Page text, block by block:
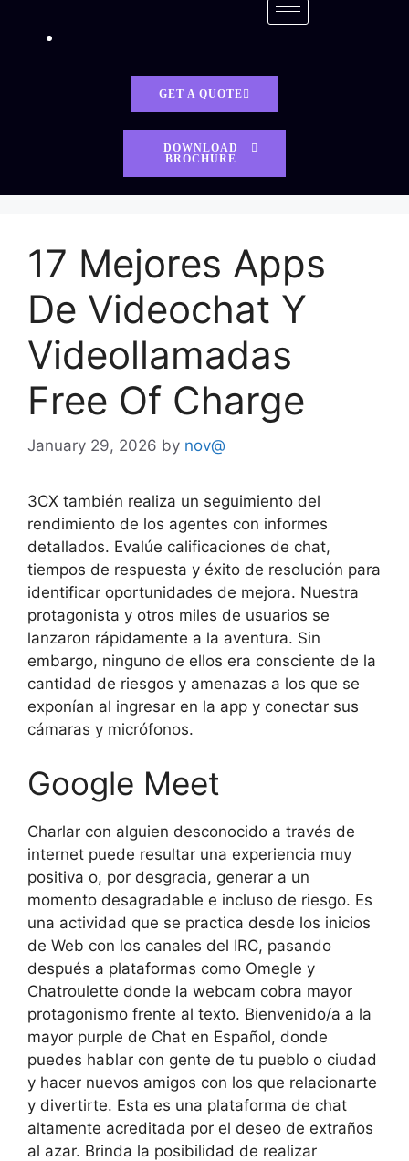
GET A QUOTE
DOWNLOAD
BROCHURE
17 Mejores Apps
De Videochat Y
Videollamadas
Free Of Charge
January 29, 2026 by nov@
3CX también realiza un seguimiento del
rendimiento de los agentes con informes
detallados. Evalúe calificaciones de chat,
tiempos de respuesta y éxito de resolución para
identificar oportunidades de mejora. Nuestra
protagonista y otros miles de usuarios se
lanzaron rápidamente a la aventura. Sin
embargo, ninguno de ellos era consciente de la
cantidad de riesgos y amenazas a los que se
exponían al ingresar en la app y conectar sus
cámaras y micrófonos.
Google Meet
Charlar con alguien desconocido a través de
internet puede resultar una experiencia muy
positiva o, por desgracia, generar a un
momento desagradable e incluso de riesgo. Es
una actividad que se practica desde los inicios
de Web con los canales del IRC, pasando
después a plataformas como Omegle y
Chatroulette donde la webcam cobra mayor
protagonismo frente al texto. Bienvenido/a a la
mayor purple de Chat en Español, donde
puedes hablar con gente de tu pueblo o ciudad
y hacer nuevos amigos con los que relacionarte
y divertirte. Esta es una plataforma de chat
altamente acreditada por el deseo de extraños
al azar. Brinda la posibilidad de realizar